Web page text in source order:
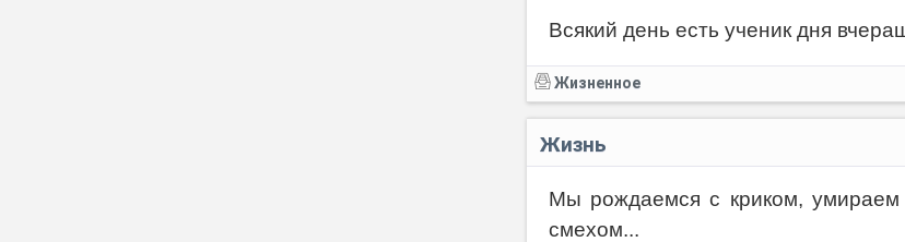
Всякий день есть ученик дня
Жизненное
Жизнь
Мы рождаемся с криком, умираем
смехом...